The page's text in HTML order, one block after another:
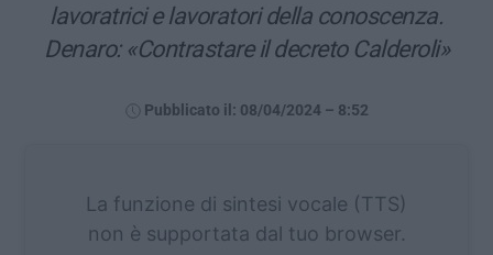
lavoratrici e lavoratori della conoscenza.
Denaro: «Contrastare il decreto Calderoli»
Pubblicato il: 08/04/2024 – 8:52
La funzione di sintesi vocale (TTS)
non è supportata dal tuo browser.